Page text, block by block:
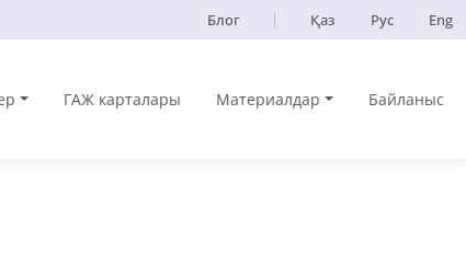
Блог Қаз Рус Eng
ГАЖ карталары Материалдар Байланыс